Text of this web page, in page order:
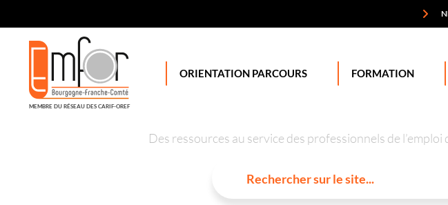
MEMBRE DU RÉSEAU DES CARIF-OREF
ORIENTATION PARCOURS FORMATION
Des ressources au service des professionnels de